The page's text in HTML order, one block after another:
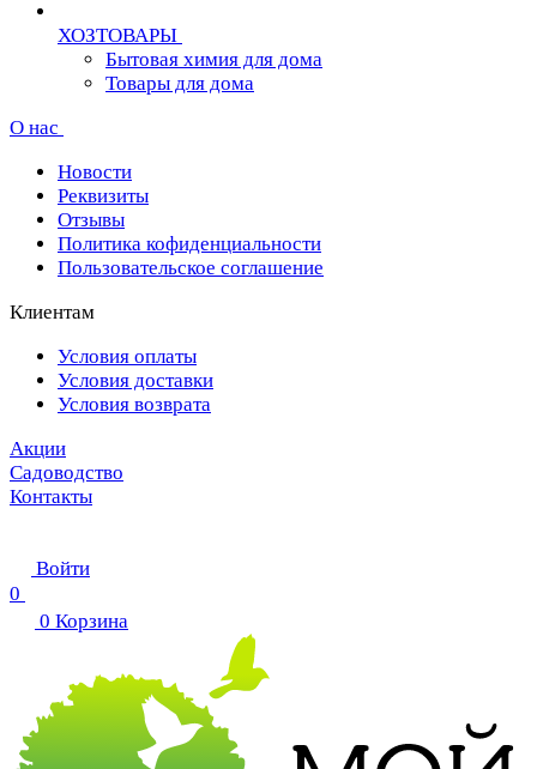
ХОЗТОВАРЫ
Бытовая химия для дома
Товары для дома
О нас
Новости
Реквизиты
Отзывы
Политика кофиденциальности
Пользовательское соглашение
Клиентам
Условия оплаты
Условия доставки
Условия возврата
Акции
Садоводство
Контакты
Войти
0
0 Корзина